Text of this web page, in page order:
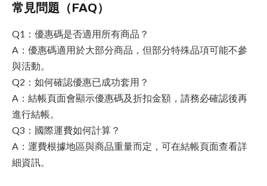
常見問題（FAQ）
Q1：優惠碼是否適用所有商品？
A：優惠碼適用於大部分商品，但部分特殊品項可能不參
與活動。
Q2：如何確認優惠已成功套用？
A：結帳頁面會顯示優惠碼及折扣金額，請務必確認後再
進行結帳。
Q3：國際運費如何計算？
A：運費根據地區與商品重量而定，可在結帳頁面查看詳
細資訊。